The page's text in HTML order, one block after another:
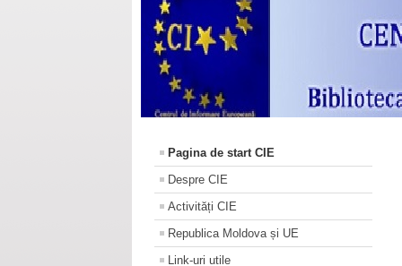
Pagina de start CIE
Despre CIE
Activități CIE
Republica Moldova și UE
Link-uri utile